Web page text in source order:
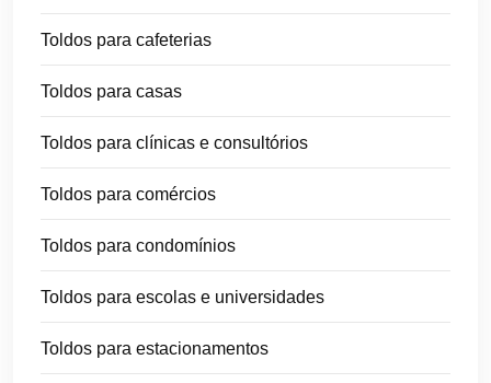
Toldos para cafeterias
Toldos para casas
Toldos para clínicas e consultórios
Toldos para comércios
Toldos para condomínios
Toldos para escolas e universidades
Toldos para estacionamentos